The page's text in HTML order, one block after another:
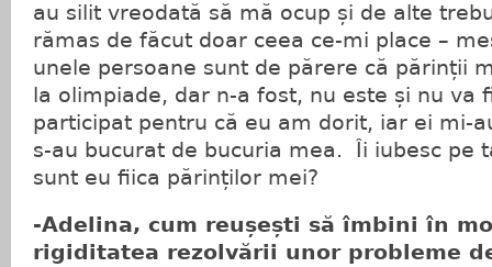
au silit vreodată să mă ocup și de alte
rămas de făcut doar ceea ce-mi place –
unele persoane sunt de părere că părinții
la olimpiade, dar n-a fost, nu este și nu va
participat pentru că eu am dorit, iar ei mi-
s-au bucurat de bucuria mea. Îi iubesc pe
sunt eu fiica părinților mei?
-Adelina, cum reușești să îmbini în
rigiditatea rezolvării unor probleme